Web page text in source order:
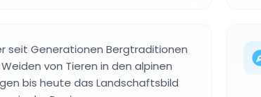
seit Generationen Bergtraditionen
von Tieren in den alpinen
bis heute das Landschaftsbild